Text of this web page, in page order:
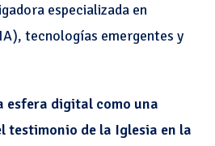
especializada en
tecnologías emergentes y
esfera digital como una
testimonio de la Iglesia en la